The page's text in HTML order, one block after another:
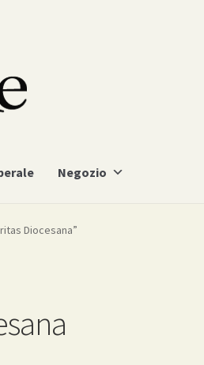
Negozio
Diocesana”